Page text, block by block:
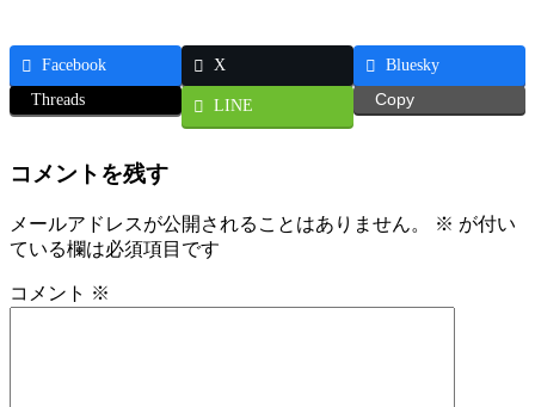
Facebook X
Bluesky
Threads
LINE Copy
コメントを残す
メールアドレスが公開されることはありません。 ※ が付い
ている欄は必須項目です
コメント ※